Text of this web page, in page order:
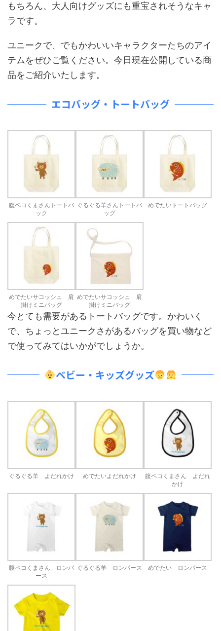
もちろん、大人向けグッズにも重宝されそうなキャ
ラです。
ユニークで、でもかわいいキャラクターたちのアイ
テムをぜひご覧ください。今日現在公開している商
品をご紹介いたします。
エコバッグ・トートバッグ
腹ペコくまさんトートバ
ック
ぐるぐる羊さんトートバ
ッグ
めでたいトートバッグ
めでたいサコッシュ 肩
掛けミニバッグ
めでたいサコッシュ 肩
掛けミニバッグ
今とても需要があるトートバッグです。かわいく
で、ちょっとユニークさがあるバッグを買い物など
で使ってみてはいかがでしょうか。
ベビー・キッズグッズ
ぐるぐる羊 よだれかけ めでたいよだれかけ
腹ペコくまさん よだれ
かけ
腹ペコくまさん ロンパ
ース
ぐるぐる羊 ロンパース めでたい ロンパース